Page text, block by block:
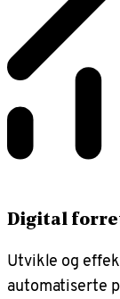
Digital
Utvikle og
automatiserte